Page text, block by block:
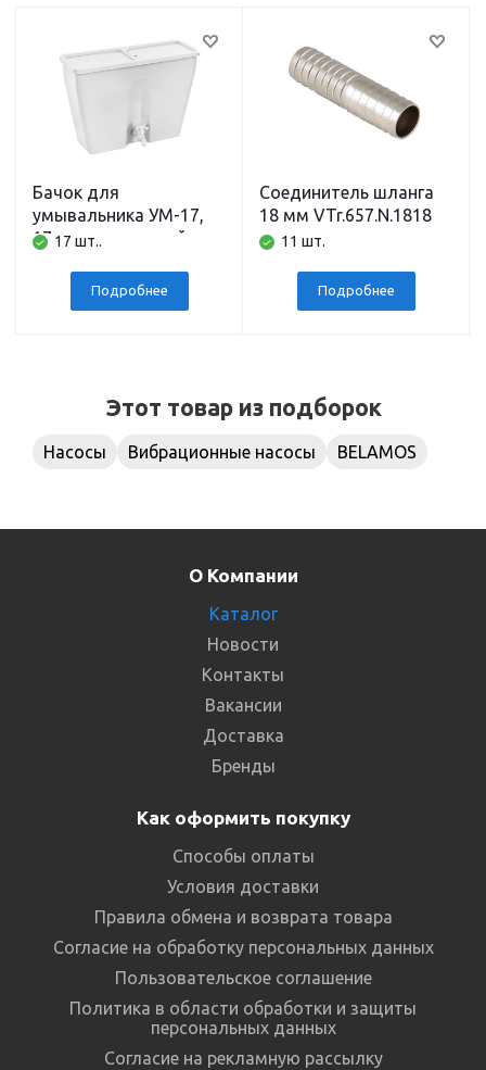
Бачок для
умывальника УМ-17,
17 л, пластиковый,
нагревателя
17 шт..
Подробнее
Соединитель шланга
18 мм VTr.657.N.1818
11 шт.
Подробнее
Этот товар из подборок
Насосы Вибрационные насосы BELAMOS
О Компании
Каталог
Новости
Контакты
Вакансии
Доставка
Бренды
Как оформить покупку
Способы оплаты
Условия доставки
Правила обмена и возврата товара
Согласие на обработку персональных данных
Пользовательское соглашение
Политика в области обработки и защиты
персональных данных
Согласие на рекламную рассылку